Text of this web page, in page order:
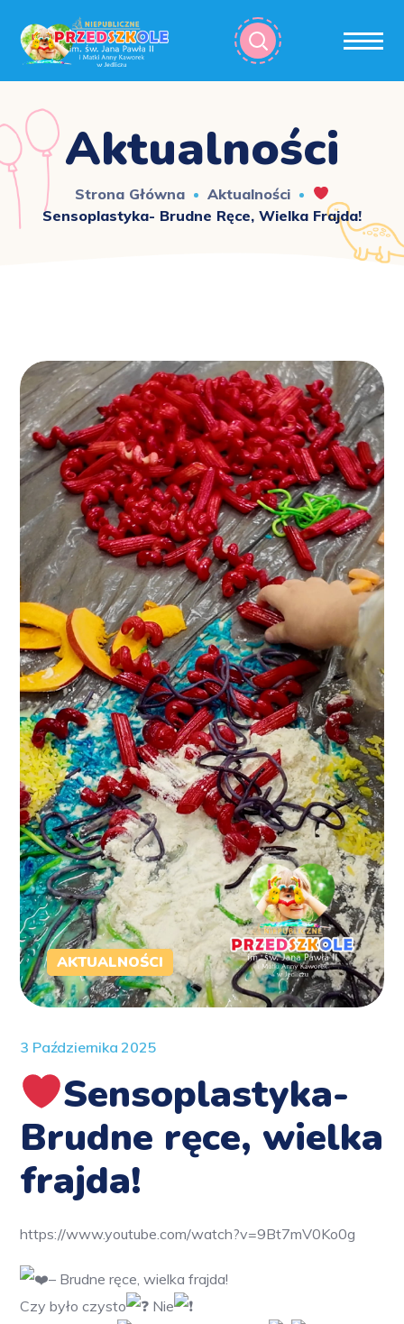
Aktualności
Strona Główna
Aktualności
Sensoplastyka- Brudne Ręce, Wielka Frajda!
AKTUALNOŚCI
3 Października 2025
Sensoplastyka-
Brudne ręce, wielka
frajda!
https://www.youtube.com/watch?v=9Bt7mV0Ko0g
– Brudne ręce, wielka frajda!
Czy było czysto
Nie